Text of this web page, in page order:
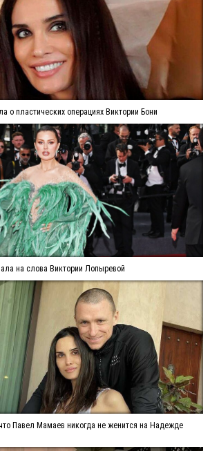
о пластических операциях Виктории Бони
на слова Виктории Лопыревой
Павел Мамаев никогда не женится на Надежде